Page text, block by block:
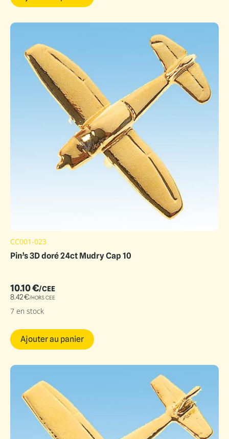
CC001-023
Pin’s 3D doré 24ct Mudry Cap 10
10.10€/CEE
8.42€/HORS CEE
7 en stock
Ajouter au panier